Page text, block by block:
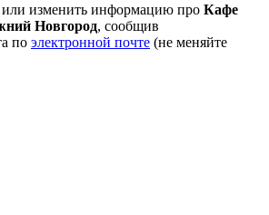
изменить информацию про Кафе
Новгород, сообщив
по электронной почте (не меняйте